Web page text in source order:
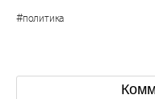
#политика